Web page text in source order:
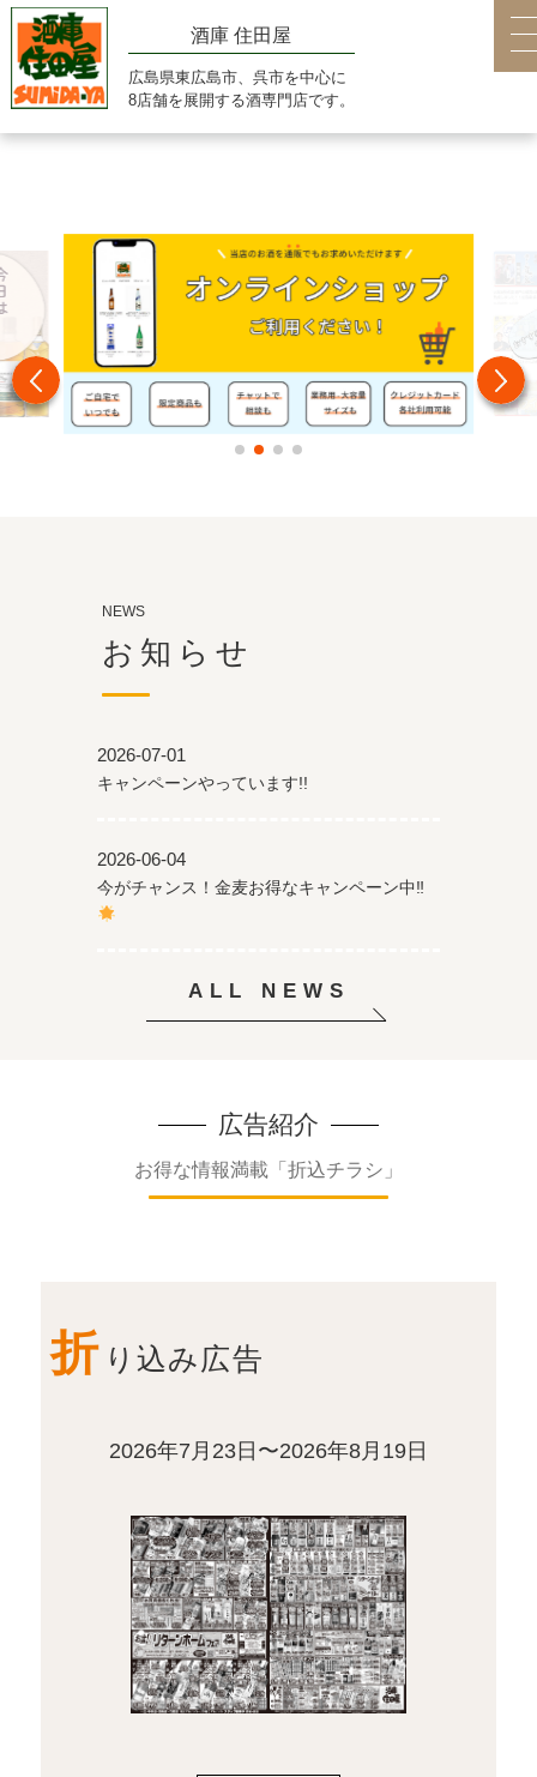
酒庫 住田屋
広島県東広島市、呉市を中心に
8店舗を展開する酒専門店です。
NEWS
お知らせ
2026-07-01
キャンペーンやっています!!
2026-06-04
今がチャンス！金麦お得なキャンペーン中‼
ALL NEWS
広告紹介
お得な情報満載「折込チラシ」
折 り込み広告
2026年7月23日〜2026年8月19日